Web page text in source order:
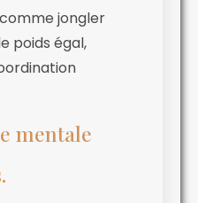
jongler
poids égal,
mentale